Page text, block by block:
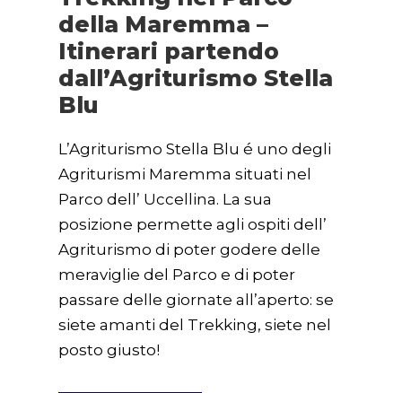
della Maremma –
Itinerari partendo
dall’Agriturismo Stella
Blu
L’Agriturismo Stella Blu é uno degli
Agriturismi Maremma situati nel
Parco dell’ Uccellina. La sua
posizione permette agli ospiti dell’
Agriturismo di poter godere delle
meraviglie del Parco e di poter
passare delle giornate all’aperto: se
siete amanti del Trekking, siete nel
posto giusto!